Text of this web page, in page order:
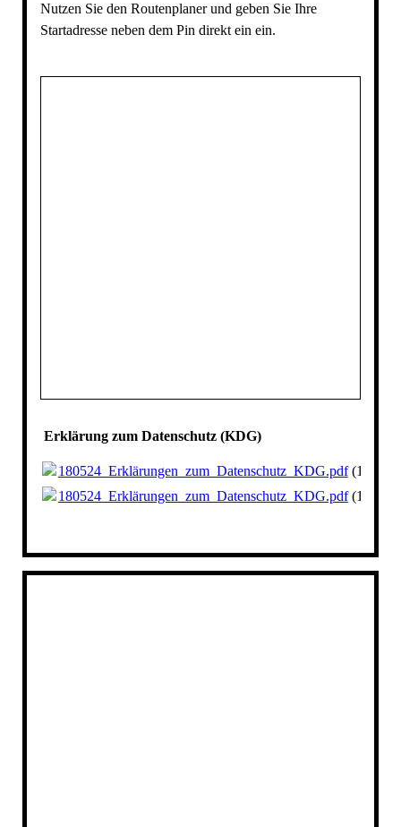
Nutzen Sie den Routenplaner und geben Sie Ihre
Startadresse neben dem Pin direkt ein ein.
Erklärung zum Datenschutz (KDG)
180524_Erklärungen_zum_Datenschutz_KDG.pdf
180524_Erklärungen_zum_Datenschutz_KDG.pdf